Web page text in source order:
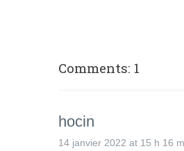
Comments: 1
hocin
14 janvier 2022 at 15 h 16